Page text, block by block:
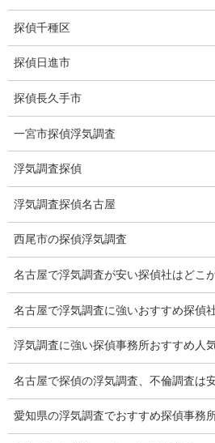
報告書サンプル
浮気証拠は何回必要か？
浮気調査時間
調査料金のご質問
調査員の人数（浮気調査）
調査プランのご依頼の割合
慰謝料の相場
探偵千種区
探偵日進市
探偵長久手市
一宮市探偵浮気調査
浮気調査探偵
浮気調査探偵名古屋
西尾市の探偵浮気調査
名古屋で浮気調査が安い探偵社はどこ
名古屋で浮気調査に強いおすすめ探偵
浮気調査に強い探偵事務所おすすめ人
名古屋で探偵の浮気調査、不倫調査は
愛知県の浮気調査でおすすめ探偵事務